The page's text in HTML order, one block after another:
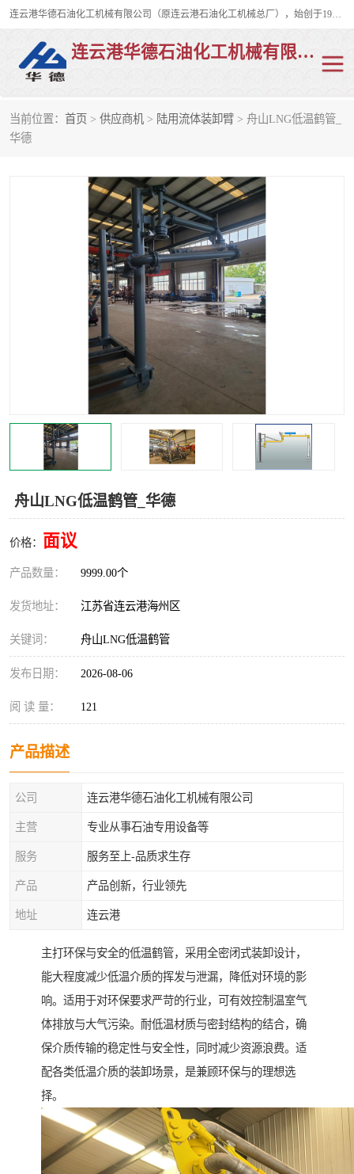
连云港华德石油化工机械有限公司（原连云港石油化工机械总厂），始创于1982年，是从事码头船用流体装卸臂、陆用流体装卸臂（鹤管）、活动梯、钢构平台、定量装车系统等全系列流体装卸设备的设计、制造、销售以及服务的专业供应商。
连云港华德石油化工机械有限公司
当前位置： 首页 > 供应商机 > 陆用流体装卸臂 > 舟山LNG低温鹤管_
华德
舟山LNG低温鹤管_华德
价格： 面议
产品数量： 9999.00个
发货地址： 江苏省连云港海州区
关键词： 舟山LNG低温鹤管
发布日期： 2026-08-06
阅 读 量： 121
产品描述
公司 连云港华德石油化工机械有限公司
主营 专业从事石油专用设备等
服务 服务至上-品质求生存
产品 产品创新，行业领先
地址 连云港
主打环保与安全的低温鹤管，采用全密闭式装卸设计，
能大程度减少低温介质的挥发与泄漏，降低对环境的影
响。适用于对环保要求严苛的行业，可有效控制温室气
体排放与大气污染。耐低温材质与密封结构的结合，确
保介质传输的稳定性与安全性，同时减少资源浪费。适
配各类低温介质的装卸场景，是兼顾环保与的理想选
择。
陆用流体装卸臂
液氯鹤管
活动梯
卸车鹤管
输油臂
紧急脱离干式接头 火车鹤管
顶部鹤管
低温鹤管
浮动出油装置 鹤管